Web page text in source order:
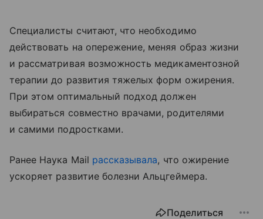
Специалисты считают, что необходимо
действовать на опережение, меняя образ жизни
и рассматривая возможность медикаментозной
терапии до развития тяжелых форм ожирения.
При этом оптимальный подход должен
выбираться совместно врачами, родителями
и самими подростками.
Ранее Наука Mail рассказывала, что ожирение
ускоряет развитие болезни Альцгеймера.
Поделиться